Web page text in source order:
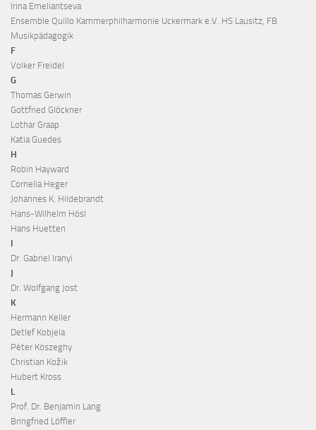
Irina Emeliantseva
Ensemble Quillo Kammerphilharmonie Uckermark e.V. HS Lausitz, FB
Musikpädagogik
F
Volker Freidel
G
Thomas Gerwin
Gottfried Glöckner
Lothar Graap
Katia Guedes
H
Robin Hayward
Cornelia Heger
Johannes K. Hildebrandt
Hans-Wilhelm Hösl
Hans Huetten
I
Dr. Gabriel Iranyi
J
Dr. Wolfgang Jost
K
Hermann Keller
Detlef Kobjela
Péter Köszeghy
Christian Kožik
Hubert Kross
L
Prof. Dr. Benjamin Lang
Bringfried Löffler